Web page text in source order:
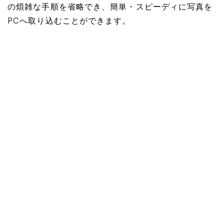
の煩雑な手順を省略でき、簡単・スピーディに写真を
PCへ取り込むことができます。